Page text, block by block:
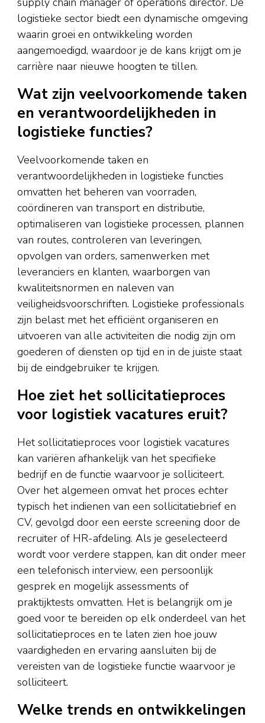
logistieke sector biedt een dynamische omgeving
waarin groei en ontwikkeling worden
aangemoedigd, waardoor je de kans krijgt om je
carrière naar nieuwe hoogten te tillen.
Wat zijn veelvoorkomende taken
en verantwoordelijkheden in
logistieke functies?
Veelvoorkomende taken en
verantwoordelijkheden in logistieke functies
omvatten het beheren van voorraden,
coördineren van transport en distributie,
optimaliseren van logistieke processen, plannen
van routes, controleren van leveringen,
opvolgen van orders, samenwerken met
leveranciers en klanten, waarborgen van
kwaliteitsnormen en naleven van
veiligheidsvoorschriften. Logistieke professionals
zijn belast met het efficiënt organiseren en
uitvoeren van alle activiteiten die nodig zijn om
goederen of diensten op tijd en in de juiste staat
bij de eindgebruiker te krijgen.
Hoe ziet het sollicitatieproces
voor logistiek vacatures eruit?
Het sollicitatieproces voor logistiek vacatures
kan variëren afhankelijk van het specifieke
bedrijf en de functie waarvoor je solliciteert.
Over het algemeen omvat het proces echter
typisch het indienen van een sollicitatiebrief en
CV, gevolgd door een eerste screening door de
recruiter of HR-afdeling. Als je geselecteerd
wordt voor verdere stappen, kan dit onder meer
een telefonisch interview, een persoonlijk
gesprek en mogelijk assessments of
praktijktests omvatten. Het is belangrijk om je
goed voor te bereiden op elk onderdeel van het
sollicitatieproces en te laten zien hoe jouw
vaardigheden en ervaring aansluiten bij de
vereisten van de logistieke functie waarvoor je
solliciteert.
Welke trends en ontwikkelingen